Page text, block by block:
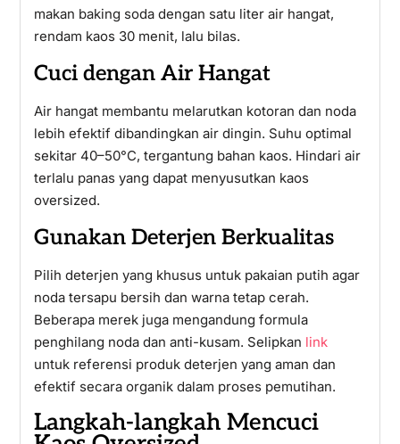
makan baking soda dengan satu liter air hangat,
rendam kaos 30 menit, lalu bilas.
Cuci dengan Air Hangat
Air hangat membantu melarutkan kotoran dan noda
lebih efektif dibandingkan air dingin. Suhu optimal
sekitar 40–50°C, tergantung bahan kaos. Hindari air
terlalu panas yang dapat menyusutkan kaos
oversized.
Gunakan Deterjen Berkualitas
Pilih deterjen yang khusus untuk pakaian putih agar
noda tersapu bersih dan warna tetap cerah.
Beberapa merek juga mengandung formula
penghilang noda dan anti-kusam. Selipkan link
untuk referensi produk deterjen yang aman dan
efektif secara organik dalam proses pemutihan.
Langkah-langkah Mencuci